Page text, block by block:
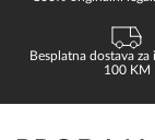
Besplatna dostava za
100 KM